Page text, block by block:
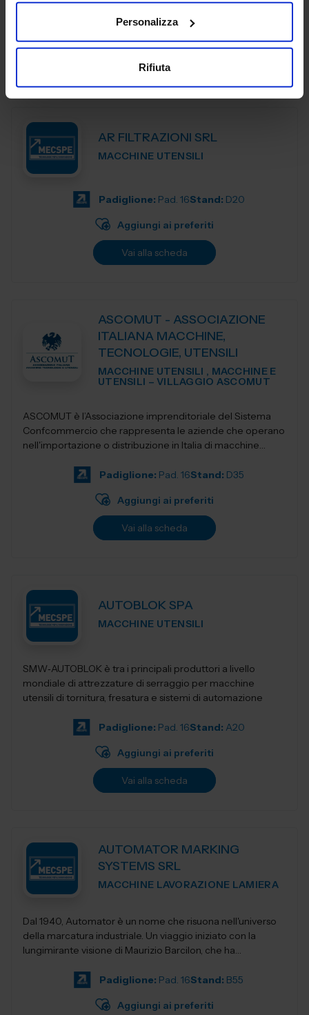
Personalizza
Rifiuta
Padiglione:Pad. 14Stand:E31
AR FILTRAZIONI SRL
MACCHINE UTENSILI
Padiglione: Pad. 16Stand: D20
Aggiungi ai preferiti
Vai alla scheda
ASCOMUT - ASSOCIAZIONE
ITALIANA MACCHINE,
TECNOLOGIE, UTENSILI
MACCHINE UTENSILI , MACCHINE E
UTENSILI – VILLAGGIO ASCOMUT
ASCOMUT è l’Associazione imprenditoriale del Sistema
Confcommercio che rappresenta le aziende che operano
nell'importazione o distribuzione in Italia di macchine
Padiglione: Pad. 16Stand: D35
Aggiungi ai preferiti
Vai alla scheda
AUTOBLOK SPA
MACCHINE UTENSILI
SMW‑AUTOBLOK è tra i principali produttori a livello
mondiale di attrezzature di serraggio per macchine
utensili di tornitura, fresatura e sistemi di automazione
Padiglione: Pad. 16Stand: A20
Aggiungi ai preferiti
Vai alla scheda
AUTOMATOR MARKING
SYSTEMS SRL
MACCHINE LAVORAZIONE LAMIERA
Dal 1940, Automator è un nome che risuona nell'universo
della marcatura industriale. Un viaggio iniziato con la
lungimirante visione di Maurizio Barcilon, che ha
Padiglione: Pad. 16Stand: B55
Aggiungi ai preferiti